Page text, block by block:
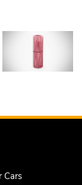
Cars